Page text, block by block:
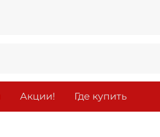
Акции! Где купить